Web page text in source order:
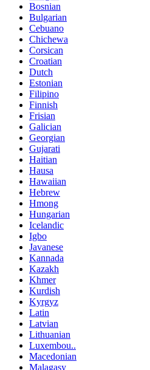
Bosnian
Bulgarian
Cebuano
Chichewa
Corsican
Croatian
Dutch
Estonian
Filipino
Finnish
Frisian
Galician
Georgian
Gujarati
Haitian
Hausa
Hawaiian
Hebrew
Hmong
Hungarian
Icelandic
Igbo
Javanese
Kannada
Kazakh
Khmer
Kurdish
Kyrgyz
Latin
Latvian
Lithuanian
Luxembou..
Macedonian
Malagasy